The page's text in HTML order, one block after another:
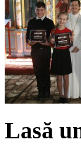
Lasă